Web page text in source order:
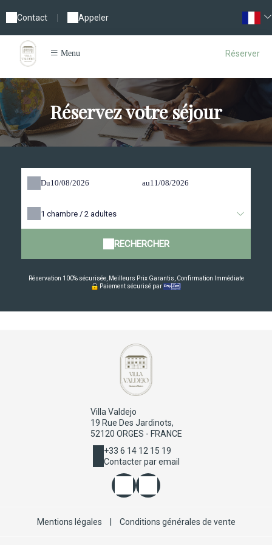
Contact Appeler
Menu Réserver
Réservez votre séjour
Du au
1 chambre / 2 adultes
RECHERCHER
Réservation 100% sécurisée, Meilleurs Prix Garantis, Confirmation Immédiate
Paiement sécurisé par
Villa Valdejo
19 Rue Des Jardinots,
52120 ORGES - FRANCE
+33 6 14 12 15 19
Contacter par email
Mentions légales Conditions générales de vente